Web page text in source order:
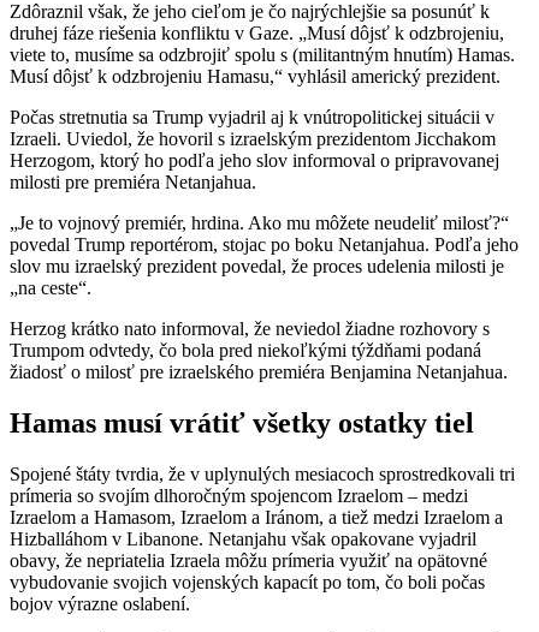
Zdôraznil však, že jeho cieľom je čo najrýchlejšie sa posunúť k
druhej fáze riešenia konfliktu v Gaze. „Musí dôjsť k odzbrojeniu,
viete to, musíme sa odzbrojiť spolu s (militantným hnutím) Hamas.
Musí dôjsť k odzbrojeniu Hamasu,“ vyhlásil americký prezident.
Počas stretnutia sa Trump vyjadril aj k vnútropolitickej situácii v
Izraeli. Uviedol, že hovoril s izraelským prezidentom Jicchakom
Herzogom, ktorý ho podľa jeho slov informoval o pripravovanej
milosti pre premiéra Netanjahua.
„Je to vojnový premiér, hrdina. Ako mu môžete neudeliť milosť?“
povedal Trump reportérom, stojac po boku Netanjahua. Podľa jeho
slov mu izraelský prezident povedal, že proces udelenia milosti je
„na ceste“.
Herzog krátko nato informoval, že neviedol žiadne rozhovory s
Trumpom odvtedy, čo bola pred niekoľkými týždňami podaná
žiadosť o milosť pre izraelského premiéra Benjamina Netanjahua.
Hamas musí vrátiť všetky ostatky tiel
Spojené štáty tvrdia, že v uplynulých mesiacoch sprostredkovali tri
prímeria so svojím dlhoročným spojencom Izraelom – medzi
Izraelom a Hamasom, Izraelom a Iránom, a tiež medzi Izraelom a
Hizballáhom v Libanone. Netanjahu však opakovane vyjadril
obavy, že nepriatelia Izraela môžu prímeria využiť na opätovné
vybudovanie svojich vojenských kapacít po tom, čo boli počas
bojov výrazne oslabení.